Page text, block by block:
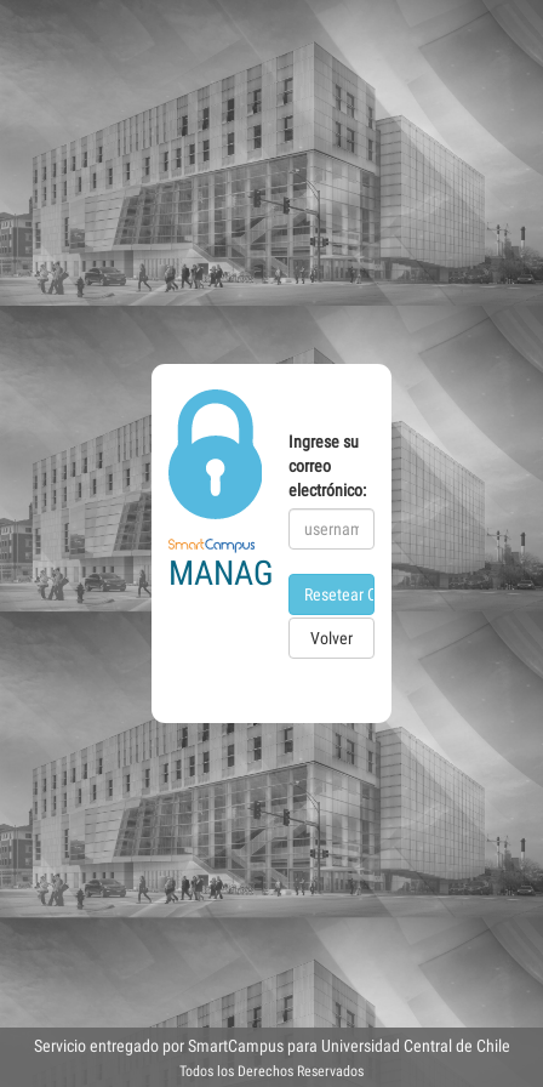
MANAGER
Ingrese su
correo
electrónico:
Volver
Servicio entregado por SmartCampus para Universidad Central de Chile
Todos los Derechos Reservados